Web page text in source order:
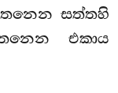
සත්තහි
එකාය